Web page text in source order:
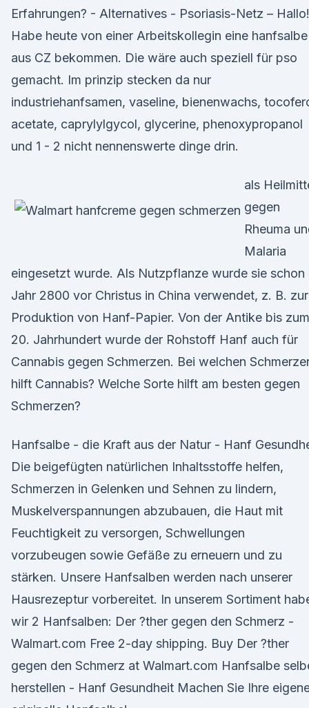
Erfahrungen? - Alternatives - Psoriasis-Netz – Hallo!
Habe heute von einer Arbeitskollegin eine hanfsalbe
aus CZ bekommen. Die wäre auch speziell für pso
gemacht. Im prinzip stecken da nur
industriehanfsamen, vaseline, bienenwachs,
acetate, caprylylgycol, glycerine, phenoxypropanol
und 1 - 2 nicht nennenswerte dinge drin.
als
gegen
Rheuma
Malaria
eingesetzt wurde. Als Nutzpflanze wurde sie schon
Jahr 2800 vor Christus in China verwendet, z. B. zur
Produktion von Hanf-Papier. Von der Antike bis zum
20. Jahrhundert wurde der Rohstoff Hanf auch für
Cannabis gegen Schmerzen. Bei welchen
hilft Cannabis? Welche Sorte hilft am besten gegen
Schmerzen?
Hanfsalbe - die Kraft aus der Natur - Hanf
Die beigefügten natürlichen Inhaltsstoffe helfen,
Schmerzen in Gelenken und Sehnen zu lindern,
Muskelverspannungen abzubauen, die Haut mit
Feuchtigkeit zu versorgen, Schwellungen
vorzubeugen sowie Gefäße zu erneuern und zu
stärken. Unsere Hanfsalben werden nach unserer
Hausrezeptur vorbereitet. In unserem Sortiment
wir 2 Hanfsalben: Der ?ther gegen den Schmerz -
Walmart.com Free 2-day shipping. Buy Der ?ther
gegen den Schmerz at Walmart.com Hanfsalbe
herstellen - Hanf Gesundheit Machen Sie Ihre